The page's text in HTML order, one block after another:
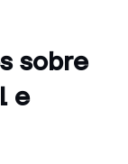
sobre
e